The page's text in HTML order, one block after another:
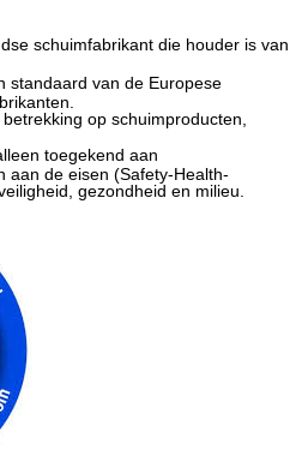
schuimfabrikant die houder is van
standaard van de Europese
op schuimproducten,
toegekend aan
aan de eisen (Safety-Health-
gezondheid en milieu.